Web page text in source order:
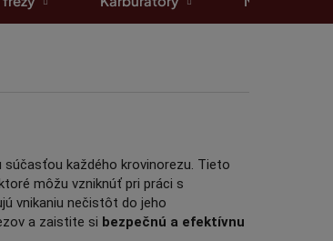
súčasťou každého krovinorezu. Tieto
môžu vzniknúť pri práci s
vnikaniu nečistôt do jeho
a zaistite si bezpečnú a efektívnu